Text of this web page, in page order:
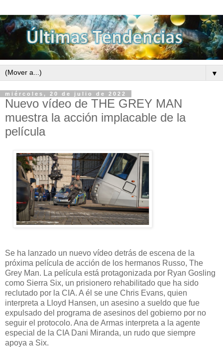
▼
miércoles, 20 de julio de 2022
Nuevo vídeo de THE GREY MAN
muestra la acción implacable de la
película
Se ha lanzado un nuevo vídeo detrás de escena de la
próxima película de acción de los hermanos Russo, The
Grey Man. La película está protagonizada por Ryan Gosling
como Sierra Six, un prisionero rehabilitado que ha sido
reclutado por la CIA. A él se une Chris Evans, quien
interpreta a Lloyd Hansen, un asesino a sueldo que fue
expulsado del programa de asesinos del gobierno por no
seguir el protocolo. Ana de Armas interpreta a la agente
especial de la CIA Dani Miranda, un rudo que siempre
apoya a Six.